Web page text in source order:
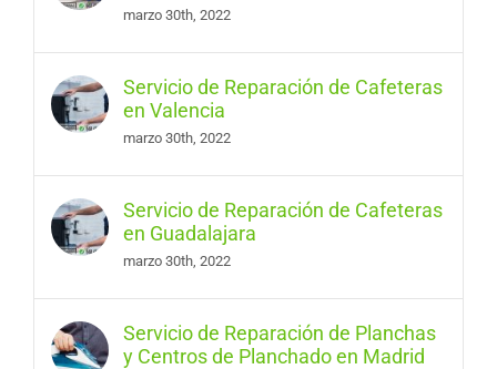
marzo 30th, 2022
Servicio de Reparación de Cafeteras
en Valencia
marzo 30th, 2022
Servicio de Reparación de Cafeteras
en Guadalajara
marzo 30th, 2022
Servicio de Reparación de Planchas
y Centros de Planchado en Madrid